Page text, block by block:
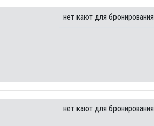
нет кают для бронирования
нет кают для бронирования